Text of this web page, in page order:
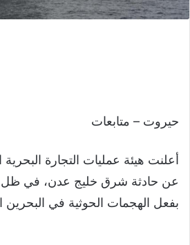
حيروت – متابعات
أعلنت هيئة عمليات التجارة البحرية
عن حادثة شرق خليج عدن، في ظل
بفعل الهجمات الحوثية في البحرين